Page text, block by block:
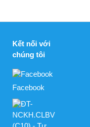
NCKH
dành cho
thành viên